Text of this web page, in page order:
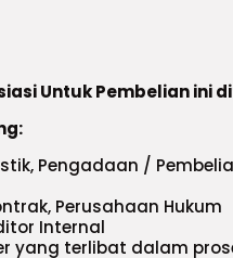
Untuk Pembelian ini
Pengadaan /
Perusahaan Hukum
Internal
yang terlibat dalam